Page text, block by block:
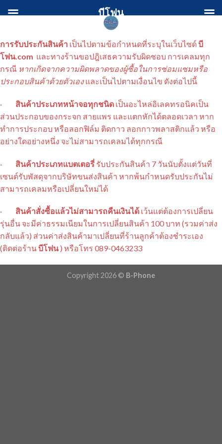
to
การรับประกันสินค้า เป็นไปตามข้อกำหนดที่ระบุในเว็บไซด์บี
โฟน.com และทางร้านขอปฎิเสธความรับผิดชอบ การเคลมทุก
กรณี หากเกิดจากความผิดพลาดของผู้ซื้อในการซ่อมแซมหรือ
ประกอบสินค้าด้วยตัวเองและเป็นไปตามเงื่อนไข ดังต่อไปนี้
· สินค้าประเภทหน้าจอทุกชนิด เป็นอะไหล่อิเลคทรอนิคเป็น
ส่วนประกอบของกระจก สายแพร และแตกหักได้ตลอดเวลา หาก
ทำการประกอบ หรือลอกฟิล์ม ติดกาว ลอกกาวพลาสติกแล้ว หรือ
อย่างใดอย่างหนึ่ง จะไม่สามารถเคลมได้ทุกกรณี
· สินค้าประเภทแบตเตอรี่ รับประกันสินค้า 7 วันนับตั้งแต่วันที่
เซนต์รับพัสดุจากบริษัทขนส่งสินค้า หากพ้นกำหนดรับประกันไม่
สามารถเคลมหรือเปลี่ยนใหม่ได้
· สินค้าสั่งซื้อแล้วไม่สามารถคืนเงินได้ เว้นแต่ต้องการเปลี่ยน
รุ่นอื่น จะมีค่าธรรมเนียมในการเปลี่ยนสินค้า 100 บาท (รวมค่าส่ง
กลับแล้ว) ส่วนค่าส่งสินค้ามาเปลี่ยนที่ร้านลูกค้าต้องชำระเอง
(ติดต่อร้านบีโฟน) หรือโทร 089-0463233
Copyright 2026 © B-Phone
บีโฟน